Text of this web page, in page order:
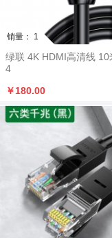
销量： 1
绿联 4K HDMI高清线 10
4
￥180.00